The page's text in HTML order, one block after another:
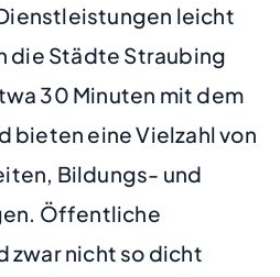
leicht
die Städte Straubing
30 Minuten mit dem
bieten eine Vielzahl von
Bildungs- und
Öffentliche
zwar nicht so dicht